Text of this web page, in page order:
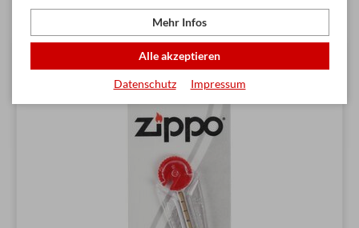
Mehr Infos
Alle akzeptieren
Datenschutz Impressum